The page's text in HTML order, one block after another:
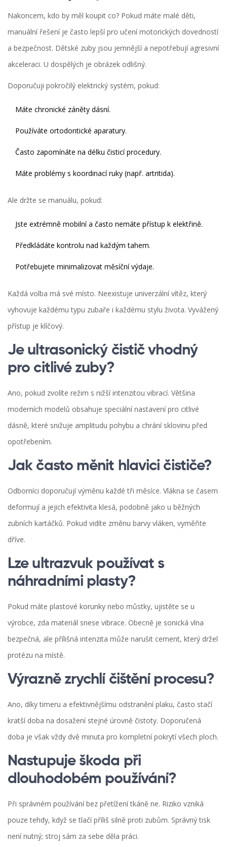
Nakoncem, kdo by měl koupit co? Pokud máte malé děti,
manuální řešení je často lepší pro učení motorických dovedností
a bezpečnost. Dětské zuby jsou jemnější a nepotřebují agresivní
akceleraci. U dospělých je obrázek odlišný.
Doporučuji pokročilý elektrický systém, pokud:
Máte chronické záněty dásní.
Používáte ortodontické aparatury.
Často zapomínáte na délku čisticí procedury.
Máte problémy s koordinací ruky (např. artritida).
Ale držte se manuálu, pokud:
Jste extrémně mobilní a často nemáte přístup k elektřině.
Předkládáte kontrolu nad každým tahem.
Potřebujete minimalizovat měsíční výdaje.
Každá volba má své místo. Neexistuje univerzální vítěz, který
vyhovuje každému typu zubaře i každému stylu života. Vyvážený
přístup je klíčový.
Je ultrasonický čistič vhodný
pro citlivé zuby?
Ano, pokud zvolíte režim s nižší intenzitou vibrací. Většina
moderních modelů obsahuje speciální nastavení pro citlivé
dásně, které snižuje amplitudu pohybu a chrání sklovinu před
opotřebením.
Jak často měnit hlavici čističe?
Odborníci doporučují výměnu každé tři měsíce. Vlákna se časem
deformují a jejich efektivita klesá, podobně jako u běžných
zubních kartáčků. Pokud vidíte změnu barvy vláken, vyměňte
dříve.
Lze ultrazvuk používat s
náhradními plasty?
Pokud máte plastové korunky nebo můstky, ujistěte se u
výrobce, zda materiál snese vibrace. Obecně je sonická vlna
bezpečná, ale přílišná intenzita může narušit cement, který držel
protézu na místě.
Výrazně zrychlí čištění procesu?
Ano, díky timeru a efektivnějšímu odstranění plaku, často stačí
kratší doba na dosažení stejné úrovně čistoty. Doporučená
doba je však vždy dvě minuta pro kompletní pokrytí všech ploch.
Nastupuje škoda při
dlouhodobém používání?
Při správném používání bez přetížení tkáně ne. Riziko vzniká
pouze tehdy, když se tlačí příliš silně proti zubům. Správný tisk
není nutný; stroj sám za sebe děla práci.